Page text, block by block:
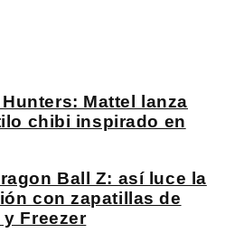
Mattel lanza
chibi inspirado en
Ball Z: así luce la
con zapatillas de
y Freezer